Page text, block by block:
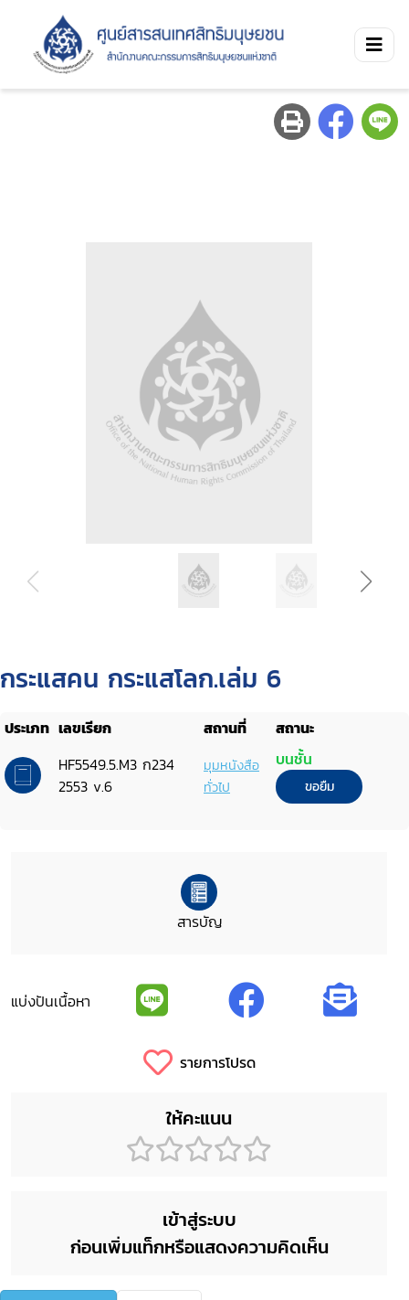
กระแสคน กระแสโลก.เล่ม 6
ประเภท เลขเรียก สถานที่
สถานะ
HF5549.5.M3 ก234
2553 v.6
มุมหนังสือ
ทั่วไป
บนชั้น
ขอยืม
สารบัญ
แบ่งปันเนื้อหา
รายการโปรด
ให้คะแนน
เข้าสู่ระบบ
ก่อนเพิ่มแท็กหรือแสดงความคิดเห็น